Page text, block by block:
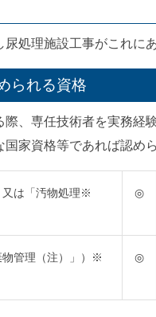
処理施設工事がこれに
られる資格
、専任技術者を実務経
家資格等であれば認めら
又は「汚物処理※
◎
物管理（注）」）※
◎